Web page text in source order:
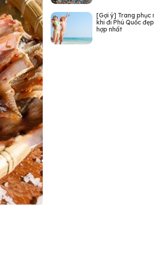
[Gợi ý] Trang phục
khi đi Phú Quốc
hợp nhất